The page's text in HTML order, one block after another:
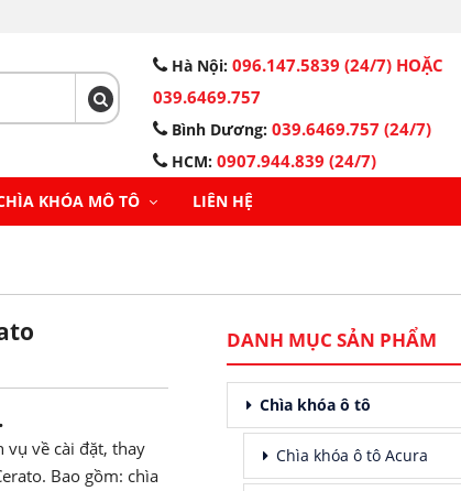
Hà Nội: 096.147.5839 (24/7) HOẶC
039.6469.757
Bình Dương: 039.6469.757 (24/7)
HCM: 0907.944.839 (24/7)
KHÓA MÔ TÔ LIÊN HỆ
vụ về cài đặt, thay
Bao gồm: chìa
DANH MỤC SẢN PHẨM
Chìa khóa ô tô
Chìa khóa ô tô Acura